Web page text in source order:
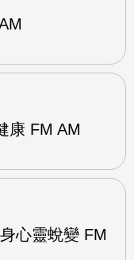
康 FM AM
心靈蛻變 FM